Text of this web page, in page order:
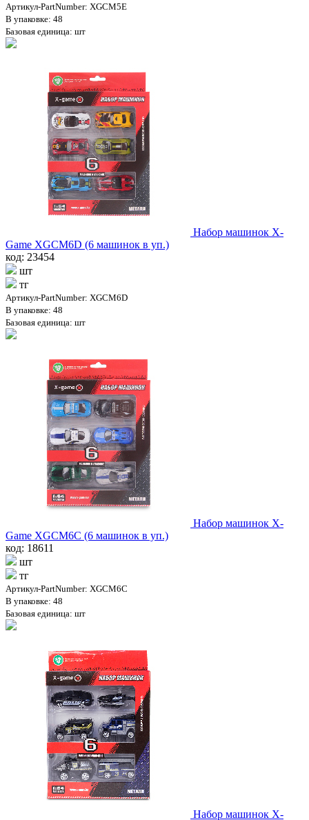
Артикул-PartNumber: XGCM5E
В упаковке: 48
Базовая единица: шт
Набор машинок X-
Game XGCM6D (6 машинок в уп.)
код: 23454
шт
тг
Артикул-PartNumber: XGCM6D
В упаковке: 48
Базовая единица: шт
Набор машинок X-
Game XGCM6C (6 машинок в уп.)
код: 18611
шт
тг
Артикул-PartNumber: XGCM6C
В упаковке: 48
Базовая единица: шт
Набор машинок X-